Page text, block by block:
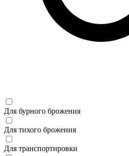
Для бурного брожения
Для тихого брожения
Для транспортировки